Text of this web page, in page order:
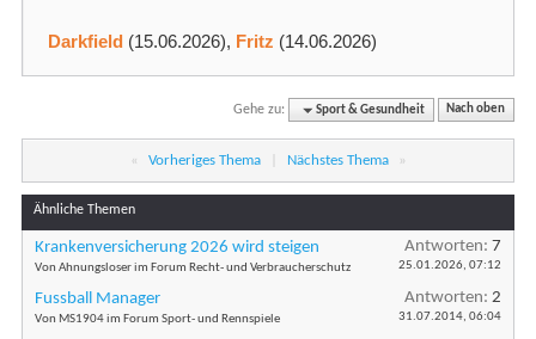
Darkfield (15.06.2026), Fritz (14.06.2026)
Gehe zu: Sport & Gesundheit Nach oben
« Vorheriges Thema Nächstes Thema »
Ähnliche Themen
Krankenversicherung 2026 wird steigen
Von Ahnungsloser im Forum Recht- und Verbraucherschutz
Antworten: 7
25.01.2026, 07:12
Fussball Manager
Von MS1904 im Forum Sport- und Rennspiele
Antworten: 2
31.07.2014, 06:04